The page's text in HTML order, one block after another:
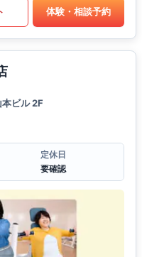
体験・相談予約
ビル 2F
定休日
要確認